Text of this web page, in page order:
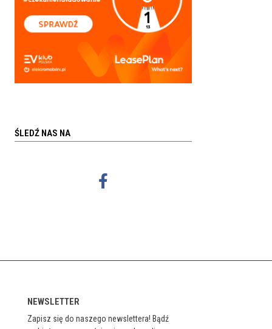
ŚLEDŹ NAS NA
NEWSLETTER
Zapisz się do naszego newslettera! Bądź